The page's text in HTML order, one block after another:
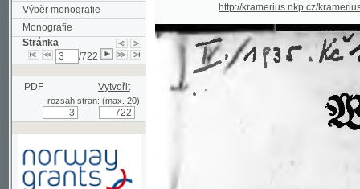
Monografie
Stránka
/722
PDF Vytvořit
rozsah stran: (max. 20)
Podpořeno grantem z Norska